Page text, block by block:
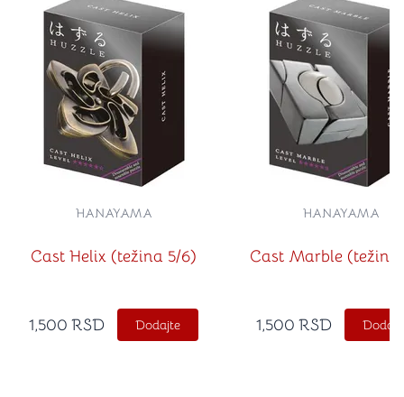
Cast Helix (težina 5/6)
HANAYAMA
1,500 RSD Dodajte
Cast Marble (težina
HANAYAMA
1,500 RSD